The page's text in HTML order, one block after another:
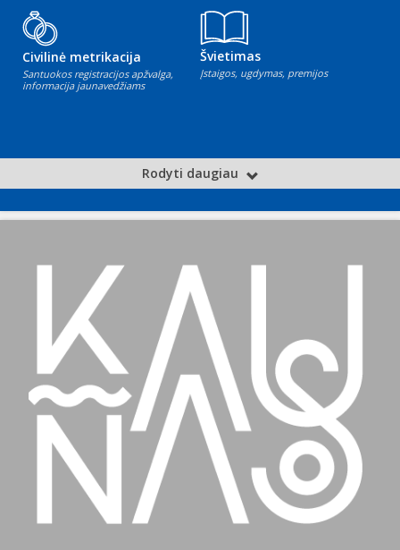
Civilinė metrikacija
Santuokos registracijos apžvalga,
informacija jaunavedžiams
Švietimas
Įstaigos, ugdymas, premijos
Rodyti daugiau